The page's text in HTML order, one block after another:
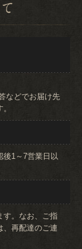
などでお届け先
後1～7営業日以
す。なお、ご指
、再配達のご連